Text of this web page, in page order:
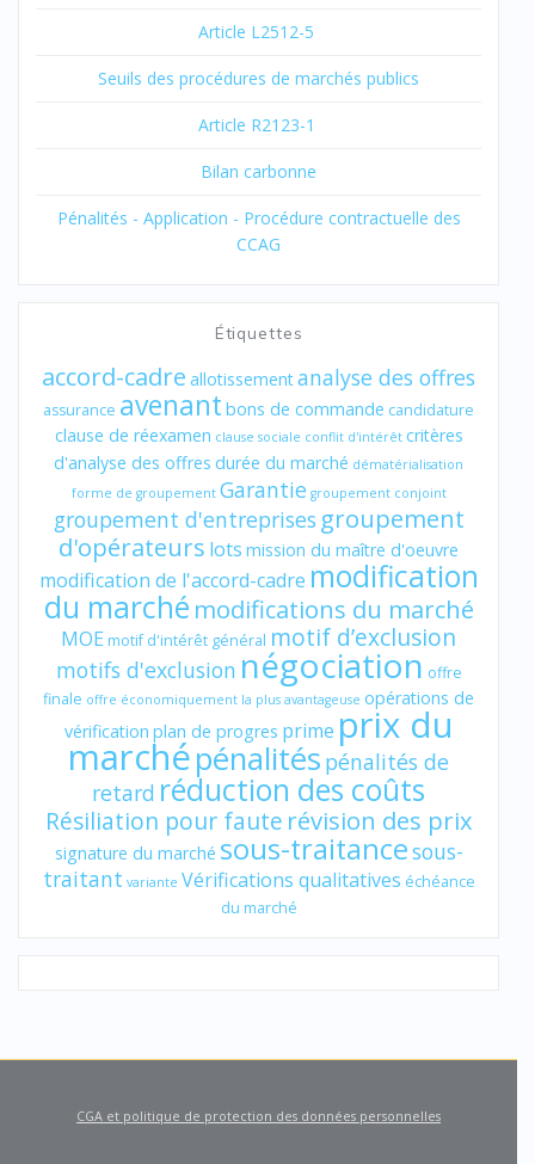
Article L2512-5
Seuils des procédures de marchés publics
Article R2123-1
Bilan carbonne
Pénalités - Application - Procédure contractuelle des
CCAG
Étiquettes
accord-cadre allotissementanalyse des offres
assurance avenant bons de commande candidature
clause de réexamen clause sociale conflit d'intérêt critères
d'analyse des offres durée du marché dématérialisation
forme de groupement Garantie groupement conjoint
groupement d'entreprises groupement
d'opérateurs lots mission du maître d'oeuvre
modification de l'accord-cadre modification
du marché modifications du marché
MOE motif d'intérêt général motif d’exclusion
motifs d'exclusion négociation offre
finale offre économiquement la plus avantageuse opérations de
vérification plan de progres prime prix du
marchépénalités pénalités de
retard réduction des coûts
Résiliation pour faute révision des prix
signature du marché sous-traitancesous-
traitant variante Vérifications qualitatives échéance
du marché
CGA et politique de protection des données personnelles